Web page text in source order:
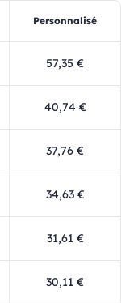
Personnalisé
57,35 €
40,74 €
37,76 €
34,63 €
31,61 €
30,11 €